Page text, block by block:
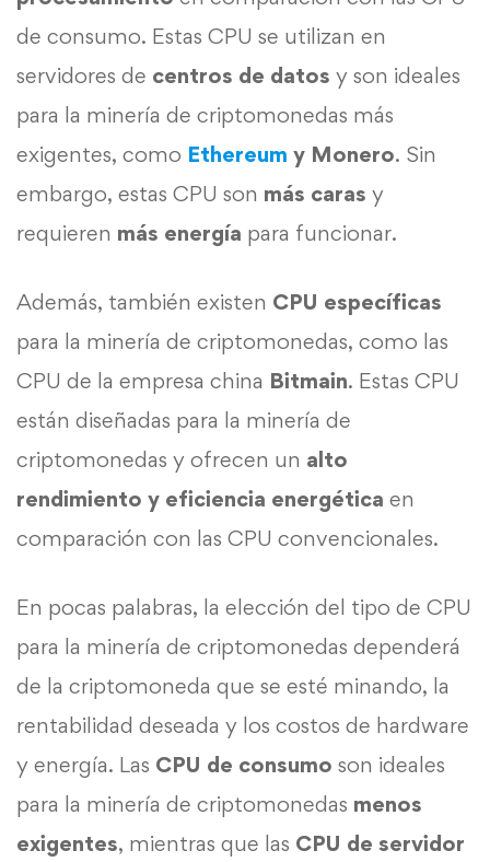
de consumo. Estas CPU se utilizan en
servidores de centros de datos y son ideales
para la minería de criptomonedas más
exigentes, como Ethereum y Monero. Sin
embargo, estas CPU son más caras y
requieren más energía para funcionar.
Además, también existen CPU específicas
para la minería de criptomonedas, como las
CPU de la empresa china Bitmain. Estas CPU
están diseñadas para la minería de
criptomonedas y ofrecen un alto
rendimiento y eficiencia energética en
comparación con las CPU convencionales.
En pocas palabras, la elección del tipo de CPU
para la minería de criptomonedas dependerá
de la criptomoneda que se esté minando, la
rentabilidad deseada y los costos de hardware
y energía. Las CPU de consumo son ideales
para la minería de criptomonedas menos
exigentes, mientras que las CPU de servidor